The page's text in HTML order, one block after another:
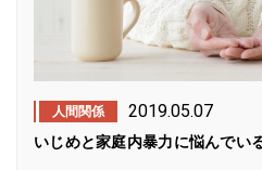
人間関係 2019.05.07
いじめと家庭内暴力に悩んでい